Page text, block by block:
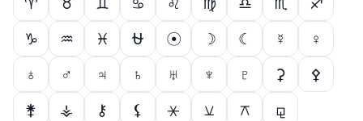
♑
♒ ♓ ⛎ ☉ ☽ ☾ ☿
♀
♁
♂ ♃ ♄ ♅ ♆ ♇ ⚳
⚴
⚵
⚶ ⚷ ⚸ ⚹ ⚺ ⚻ ⚼